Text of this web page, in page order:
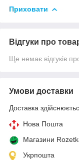
Приховати
Відгуки про
Ще немає відгуків
Умови доставки
Доставка
Нова Пошта
Магазини
Укрпошта